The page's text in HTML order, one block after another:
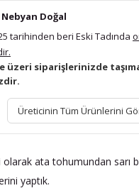
Doğal
tarihinden beri Eski Tadında
üzeri siparişlerinizde
Üreticinin Tüm Ürünlerini
ata tohumundan sarı
yaptık.